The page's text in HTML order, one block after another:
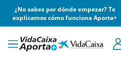
¿No sabes por dónde empezar? Te
explicamos cómo funciona Aporta+